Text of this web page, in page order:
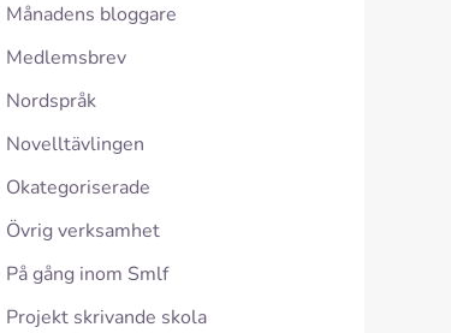
Månadens bloggare
Medlemsbrev
Nordspråk
Novelltävlingen
Okategoriserade
Övrig verksamhet
På gång inom Smlf
Projekt skrivande skola